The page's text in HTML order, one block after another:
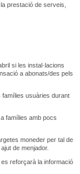
prestació de serveis,
si les instal·lacions
a abonats/des pels
usuàries durant
famílies amb pocs
moneder per tal de
de menjador.
es reforçarà la informació